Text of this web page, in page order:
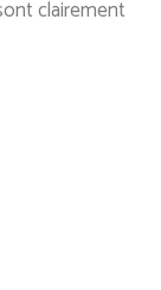
clairement